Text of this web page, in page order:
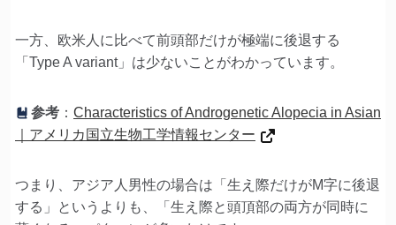
一方、欧米人に比べて前頭部だけが極端に後退する
「Type A variant」は少ないことがわかっています。
参考 ： Characteristics of Androgenetic Alopecia in Asian
｜アメリカ国立生物工学情報センター
つまり、アジア人男性の場合は「生え際だけがM字に後退
する」というよりも、「生え際と頭頂部の両方が同時に